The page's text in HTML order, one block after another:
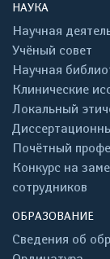
НАУКА
Научная
Учёный совет
Научная
Клинические
Локальный
Почётный
Конкурс на
сотрудников
ОБРАЗОВАНИЕ
Сведения об